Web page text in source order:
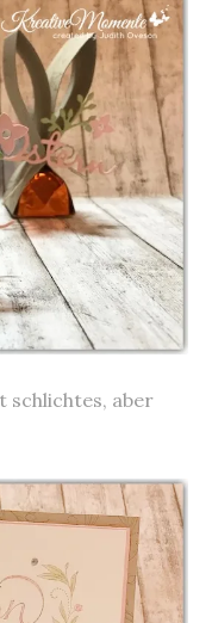
schlichtes, aber